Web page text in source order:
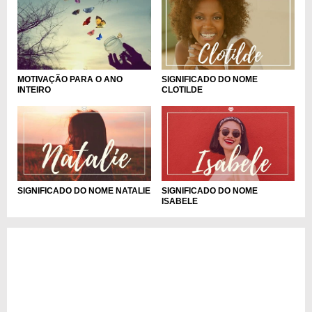
MOTIVAÇÃO PARA O ANO
INTEIRO
SIGNIFICADO DO NOME
CLOTILDE
SIGNIFICADO DO NOME NATALIE
SIGNIFICADO DO NOME
ISABELE